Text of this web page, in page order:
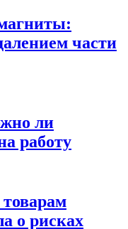
части
ли
работу
о рисках